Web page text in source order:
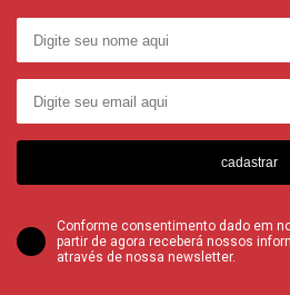
cadastrar
Conforme consentimento dado em
partir de agora receberá nossos
através de nossa newsletter.